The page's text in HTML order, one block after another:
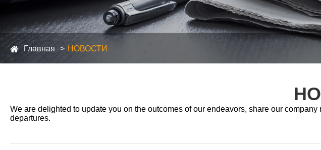
Главная НОВОСТИ
We are delighted to update you on the outcomes of our endeavors, share our
departures.